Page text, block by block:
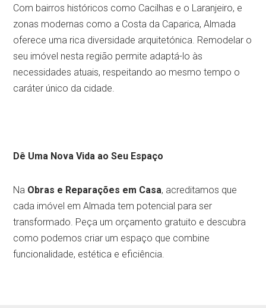
Com bairros históricos como Cacilhas e o Laranjeiro, e
zonas modernas como a Costa da Caparica, Almada
oferece uma rica diversidade arquitetónica. Remodelar o
seu imóvel nesta região permite adaptá-lo às
necessidades atuais, respeitando ao mesmo tempo o
caráter único da cidade.
Dê Uma Nova Vida ao Seu Espaço
Na Obras e Reparações em Casa, acreditamos que
cada imóvel em Almada tem potencial para ser
transformado. Peça um orçamento gratuito e descubra
como podemos criar um espaço que combine
funcionalidade, estética e eficiência.